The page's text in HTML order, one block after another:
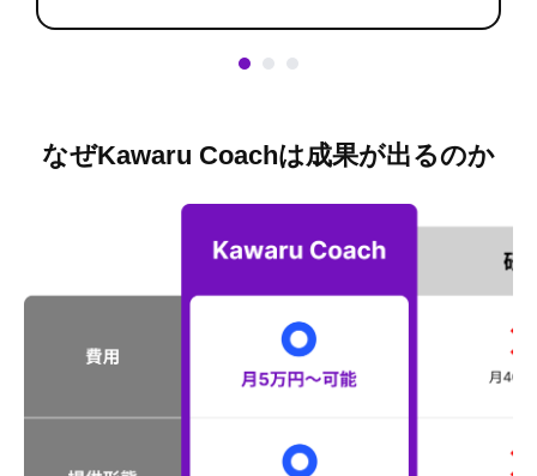
なぜKawaru Coachは成果が出るのか